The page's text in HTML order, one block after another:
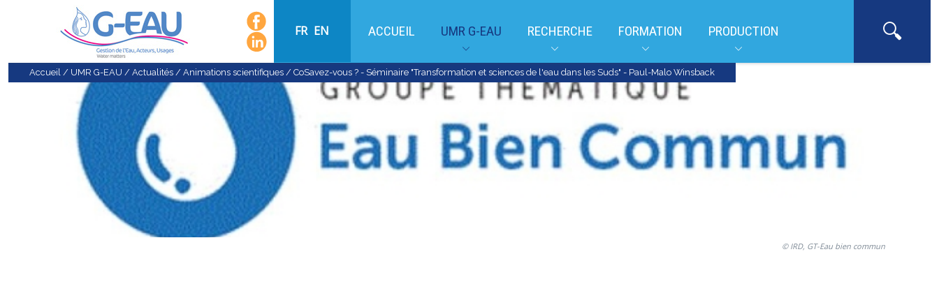
FR EN ACCUEIL UMR G-EAU RECHERCHE FORMATION PRODUCTION
Accueil / UMR G-EAU / Actualités / Animations scientifiques / CoSavez-vous ? - Séminaire "Transformation et sciences de l'eau dans les Suds" - Paul-Malo Winsback
© IRD, GT-Eau bien commun